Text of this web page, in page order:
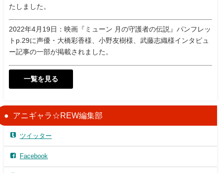
たしました。
2022年4月19日：映画『ミューン 月の守護者の伝説』パンフレッ
トp.29に声優・大橋彩香様、小野友樹様、武藤志織様インタビュ
ー記事の一部が掲載されました。
一覧を見る
アニギャラ☆REW編集部
ツイッター
Facebook